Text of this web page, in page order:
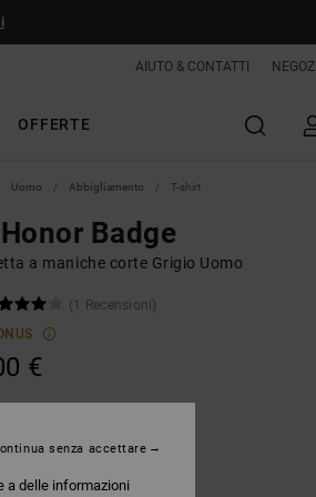
AIUTO & CONTATTI NEGOZI
OFFERTE
Uomo Abbigliamento T-shirt
Badge
a maniche corte Grigio Uomo
(1 Recensioni)
€
Heather Grey
a delle informazioni
senza accettare